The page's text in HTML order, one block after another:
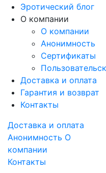
Эротический блог
О компании
О компании
Анонимность
Сертификаты
Доставка и оплата
Гарантия и возврат
Контакты
Доставка и оплата
Анонимность О
компании
Контакты